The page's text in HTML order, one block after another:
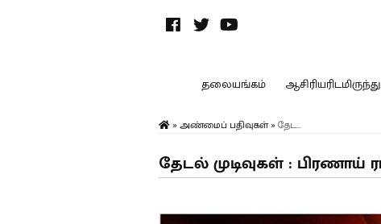
தலையங்கம்
» அண்மைப் பதிவுகள்» தேட...
தேடல் முடிவுகள் : பிரணாய்